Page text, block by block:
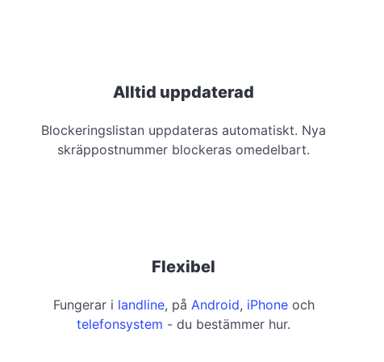
Alltid uppdaterad
Blockeringslistan uppdateras automatiskt. Nya
skräppostnummer blockeras omedelbart.
Flexibel
Fungerar i landline, på Android, iPhoneoch
telefonsystem - du bestämmer hur.